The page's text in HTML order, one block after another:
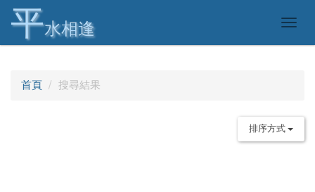
平水相逢
首頁 搜尋結果
排序方式